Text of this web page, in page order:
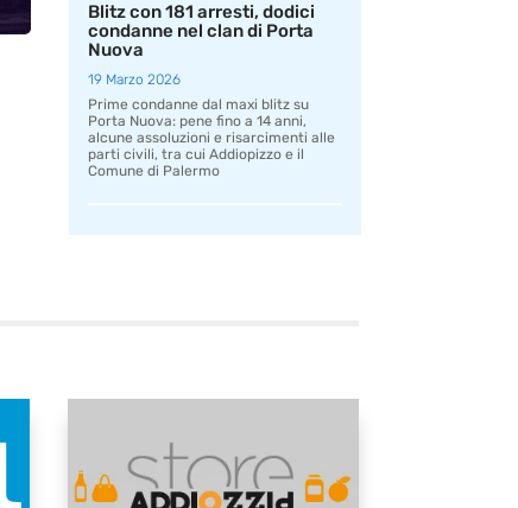
Blitz con 181 arresti, dodici
condanne nel clan di Porta
Nuova
19 Marzo 2026
Prime condanne dal maxi blitz su
Porta Nuova: pene fino a 14 anni,
alcune assoluzioni e risarcimenti alle
parti civili, tra cui Addiopizzo e il
Comune di Palermo